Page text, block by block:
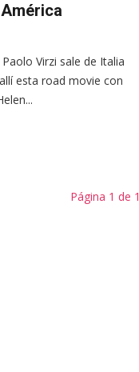
Paolo Virzi sale de Italia
esta road movie con
Página 1 de 1